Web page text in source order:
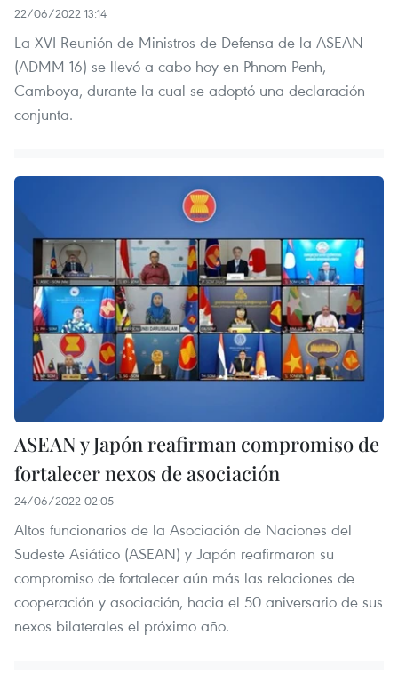
22/06/2022 13:14
La XVI Reunión de Ministros de Defensa de la ASEAN
(ADMM-16) se llevó a cabo hoy en Phnom Penh,
Camboya, durante la cual se adoptó una declaración
conjunta.
ASEAN y Japón reafirman compromiso de
fortalecer nexos de asociación
24/06/2022 02:05
Altos funcionarios de la Asociación de Naciones del
Sudeste Asiático (ASEAN) y Japón reafirmaron su
compromiso de fortalecer aún más las relaciones de
cooperación y asociación, hacia el 50 aniversario de sus
nexos bilaterales el próximo año.